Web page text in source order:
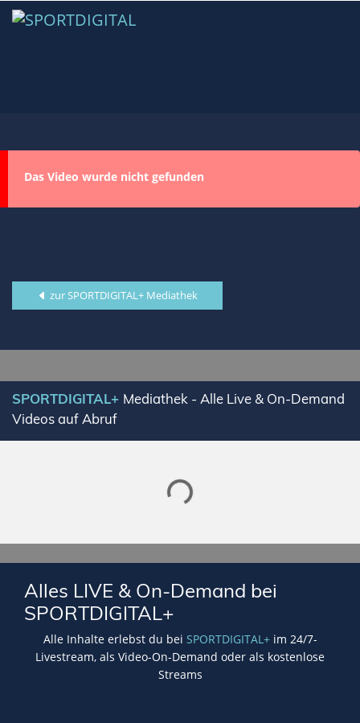
Das Video wurde nicht gefunden
zur SPORTDIGITAL+ Mediathek
SPORTDIGITAL+ Mediathek - Alle Live & On-Demand
Videos auf Abruf
Lade SPORTDIGITAL+ Mediathek
Alles LIVE & On-Demand bei
SPORTDIGITAL+
Alle Inhalte erlebst du bei SPORTDIGITAL+im 24/7-
Livestream, als Video-On-Demand oder als kostenlose
Streams